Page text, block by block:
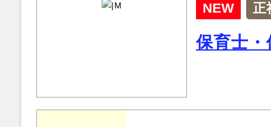
NEW 正
保育士